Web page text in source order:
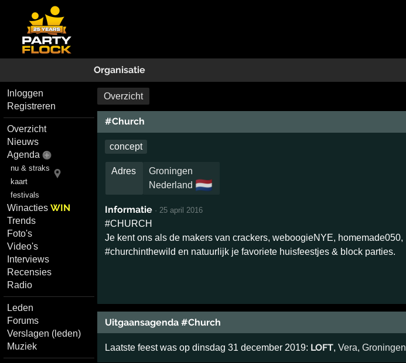
Organisatie
Inloggen
Registreren
Overzicht
Nieuws
Agenda
nu & straks
kaart
festivals
WinactiesWIN
Trends
Foto's
Video's
Interviews
Recensies
Radio
Leden
Forums
Verslagen (leden)
Muziek
Overzicht
#Church
concept
Adres
Groningen
Nederland 🇳🇱
Informatie · 25 april 2016
#CHURCH
Je kent ons als de makers van crackers, weboogieNYE, homemade050,
#churchinthewild en natuurlijk je favoriete huisfeestjes & block parties.
Uitgaansagenda #Church
Laatste feest was op dinsdag 31 december 2019: LOFT, Vera, Groningen